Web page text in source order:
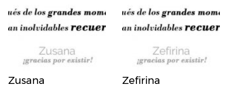
Zusana Zefirina